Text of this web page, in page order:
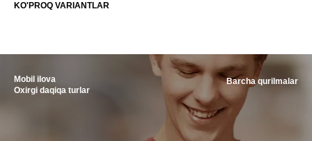
KO'PROQ VARIANTLAR
Mobil ilova
Oxirgi daqiqa turlar
Barcha qurilmalar